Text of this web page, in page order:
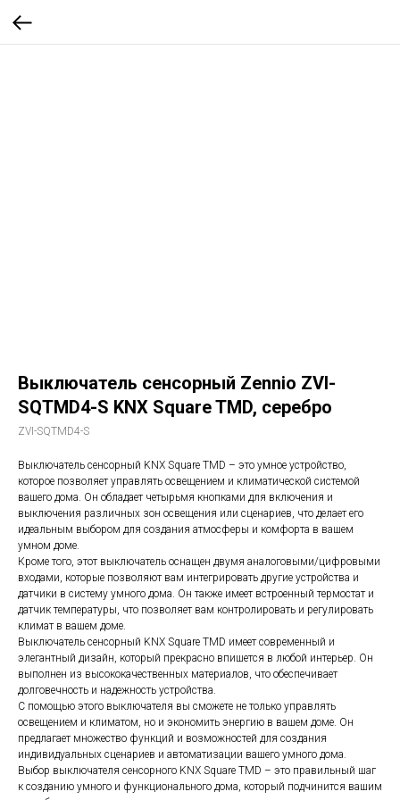
Выключатель сенсорный Zennio ZVI-
SQTMD4-S KNX Square TMD, серебро
ZVI-SQTMD4-S
Выключатель сенсорный KNX Square TMD – это умное устройство,
которое позволяет управлять освещением и климатической системой
вашего дома. Он обладает четырьмя кнопками для включения и
выключения различных зон освещения или сценариев, что делает его
идеальным выбором для создания атмосферы и комфорта в вашем
умном доме.
Кроме того, этот выключатель оснащен двумя аналоговыми/цифровыми
входами, которые позволяют вам интегрировать другие устройства и
датчики в систему умного дома. Он также имеет встроенный термостат и
датчик температуры, что позволяет вам контролировать и регулировать
климат в вашем доме.
Выключатель сенсорный KNX Square TMD имеет современный и
элегантный дизайн, который прекрасно впишется в любой интерьер. Он
выполнен из высококачественных материалов, что обеспечивает
долговечность и надежность устройства.
С помощью этого выключателя вы сможете не только управлять
освещением и климатом, но и экономить энергию в вашем доме. Он
предлагает множество функций и возможностей для создания
индивидуальных сценариев и автоматизации вашего умного дома.
Выбор выключателя сенсорного KNX Square TMD – это правильный шаг
к созданию умного и функционального дома, который подчинится вашим